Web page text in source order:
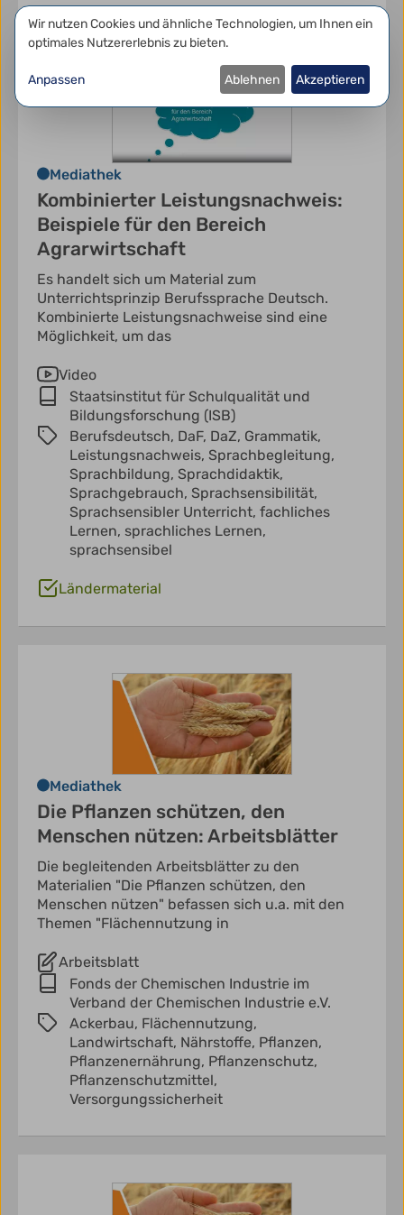
Mediathek
Kombinierter Leistungsnachweis:
Beispiele für den Bereich
Agrarwirtschaft
Es handelt sich um Material zum
Unterrichtsprinzip Berufssprache Deutsch.
Kombinierte Leistungsnachweise sind eine
Möglichkeit, um das
Video
Staatsinstitut für Schulqualität und
Bildungsforschung (ISB)
Berufsdeutsch, DaF, DaZ, Grammatik,
Leistungsnachweis, Sprachbegleitung,
Sprachbildung, Sprachdidaktik,
Sprachgebrauch, Sprachsensibilität,
Sprachsensibler Unterricht, fachliches
Lernen, sprachliches Lernen,
sprachsensibel
Ländermaterial
Mediathek
Die Pflanzen schützen, den
Menschen nützen: Arbeitsblätter
Die begleitenden Arbeitsblätter zu den
Materialien "Die Pflanzen schützen, den
Menschen nützen" befassen sich u.a. mit den
Themen "Flächennutzung in
Arbeitsblatt
Fonds der Chemischen Industrie im
Verband der Chemischen Industrie e.V.
Ackerbau, Flächennutzung,
Landwirtschaft, Nährstoffe, Pflanzen,
Pflanzenernährung, Pflanzenschutz,
Pflanzenschutzmittel,
Versorgungssicherheit
Datenschutzeinstellungen
Wir nutzen Cookies und ähnliche Technologien, um Ihnen ein
optimales Nutzererlebnis zu bieten.
Anpassen Ablehnen Akzeptieren